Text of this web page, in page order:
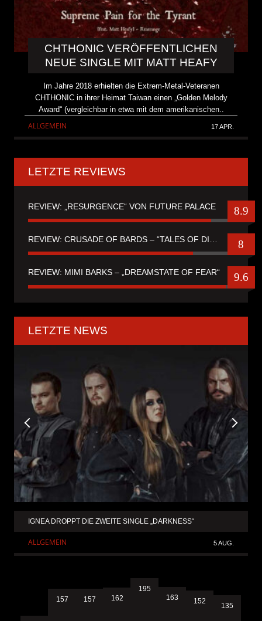
CHTHONIC VERÖFFENTLICHEN
NEUE SINGLE MIT MATT HEAFY
Im Jahre 2018 erhielten die Extrem-Metal-Veteranen
CHTHONIC in ihrer Heimat Taiwan einen „Golden Melody
Award“ (vergleichbar in etwa mit dem amerikanischen..
ALLGEMEIN 17 APR.
LETZTE REVIEWS
REVIEW: „RESURGENCE“ VON FUTURE PALACE 8.9
8
REVIEW: MIMI BARKS – „DREAMSTATE OF FEAR“ 9.6
LETZTE NEWS
IGNEA DROPPT DIE ZWEITE SINGLE „DARKNESS“
ALLGEMEIN 5 AUG.
157 157 162
195
163 152
135